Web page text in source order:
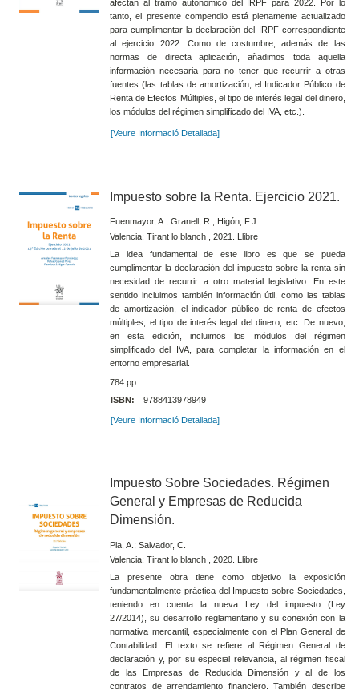
afectan al tramo autonómico del IRPF para 2022. Por lo
tanto, el presente compendio está plenamente actualizado
para cumplimentar la declaración del IRPF correspondiente
al ejercicio 2022. Como de costumbre, además de las
normas de directa aplicación, añadimos toda aquella
información necesaria para no tener que recurrir a otras
fuentes (las tablas de amortización, el Indicador Público de
Renta de Efectos Múltiples, el tipo de interés legal del dinero,
los módulos del régimen simplificado del IVA, etc.).
[Veure Informació Detallada]
Impuesto sobre la Renta. Ejercicio 2021.
Fuenmayor, A.; Granell, R.; Higón, F.J.
Valencia: Tirant lo blanch , 2021. Llibre
La idea fundamental de este libro es que se pueda
cumplimentar la declaración del impuesto sobre la renta sin
necesidad de recurrir a otro material legislativo. En este
sentido incluimos también información útil, como las tablas
de amortización, el indicador público de renta de efectos
múltiples, el tipo de interés legal del dinero, etc. De nuevo,
en esta edición, incluimos los módulos del régimen
simplificado del IVA, para completar la información en el
entorno empresarial.
784 pp.
ISBN:
9788413978949
[Veure Informació Detallada]
Impuesto Sobre Sociedades. Régimen
General y Empresas de Reducida
Dimensión.
Pla, A.; Salvador, C.
Valencia: Tirant lo blanch , 2020. Llibre
La presente obra tiene como objetivo la exposición
fundamentalmente práctica del Impuesto sobre Sociedades,
teniendo en cuenta la nueva Ley del impuesto (Ley
27/2014), su desarrollo reglamentario y su conexión con la
normativa mercantil, especialmente con el Plan General de
Contabilidad. El texto se refiere al Régimen General de
declaración y, por su especial relevancia, al régimen fiscal
de las Empresas de Reducida Dimensión y al de los
contratos de arrendamiento financiero. También describe